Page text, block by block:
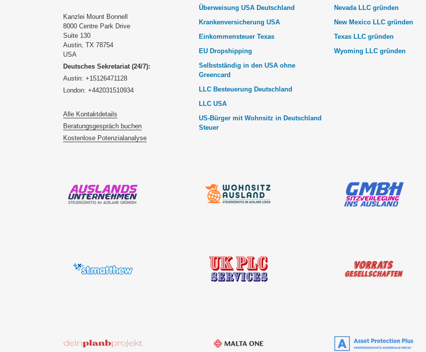
Kanzlei Mount Bonnell
8000 Centre Park Drive
Suite 130
Austin, TX 78754
USA
Deutsches Sekretariat (24/7):
Austin: +15126471128
London: +442031510934
Alle Kontaktdetails
Beratungsgespräch buchen
Kostenlose Potenzialanalyse
Überweisung USA Deutschland
Krankenversicherung USA
Einkommensteuer Texas
EU Dropshipping
Selbstständig in den USA ohne
Greencard
LLC Besteuerung Deutschland
LLC USA
US-Bürger mit Wohnsitz in Deutschland
Steuer
Nevada LLC gründen
New Mexico LLC gründen
Texas LLC gründen
Wyoming LLC gründen